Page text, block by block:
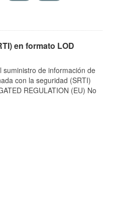
en formato LOD
suministro de información de
con la seguridad (SRTI)
REGULATION (EU) No